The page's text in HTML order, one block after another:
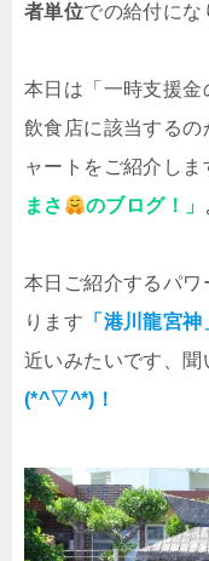
者単位での給付にな
本日は「一時支援
飲食店に該当する
ャートをご紹介しま
まさ
のブログ！」
本日ご紹介するパワ
ります 「港川龍宮神
近いみたいです、
(*^▽^*)！